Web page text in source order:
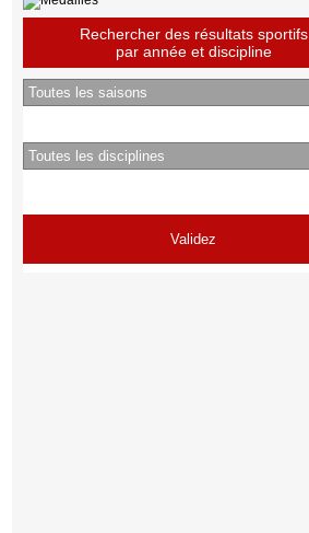
Rechercher des résultats sportifs
par année et discipline